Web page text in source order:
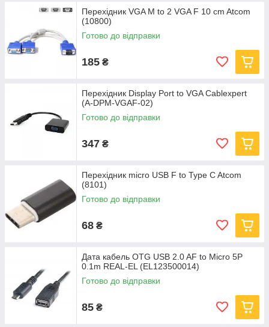
Перехідник VGA M to 2 VGA F 10 cm Atcom
(10800)
Готово до відправки
185 ₴
Перехідник Display Port to VGA Cablexpert
(A-DPM-VGAF-02)
Готово до відправки
347 ₴
Перехідник micro USB F to Type C Atcom
(8101)
Готово до відправки
68 ₴
Дата кабель OTG USB 2.0 AF to Micro 5P
0.1m REAL-EL (EL123500014)
Готово до відправки
85 ₴